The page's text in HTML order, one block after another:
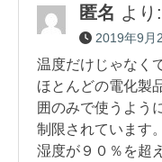
匿名 より:
2019年9月
温度だけじゃなく
ほとんどの電化製
囲のみで使うよう
制限されています。
湿度が９０％を超